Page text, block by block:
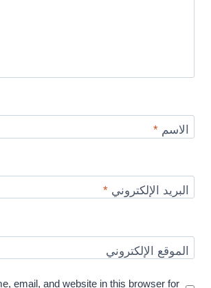
الاسم*
البريد الإلكتروني*
الموقع الإلكتروني
email, and website in this browser for